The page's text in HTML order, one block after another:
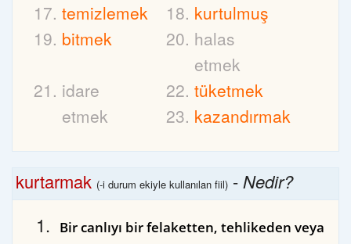
temizlemek
kurtulmuş
bitmek
halas
etmek
idare
etmek
tüketmek
kazandırmak
kurtarmak (-i durum ekiyle kullanılan fiil) -Nedir?
Bir canlıyı bir felaketten, tehlikeden veya